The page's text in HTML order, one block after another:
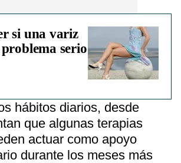
si una variz
serio
hábitos diarios, desde
que algunas terapias
actuar como apoyo
durante los meses más